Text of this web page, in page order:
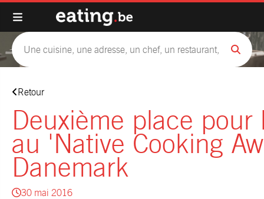
Retour
Deuxième place pour
au 'Native Cooking
Danemark
30 mai 2016